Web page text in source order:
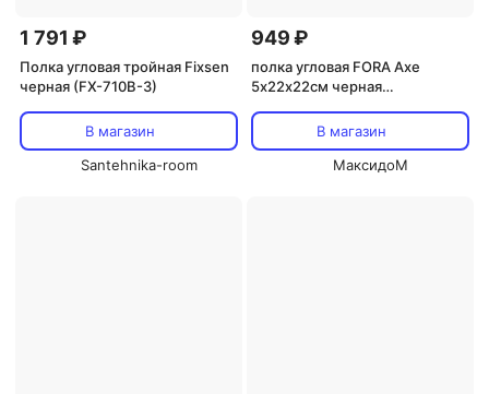
1 791 ₽
Полка угловая тройная Fixsen
черная (FX-710B-3)
В магазин
Santehnika-room
949 ₽
полка угловая FORA Axe
5х22х22см черная
В магазин
МаксидоМ